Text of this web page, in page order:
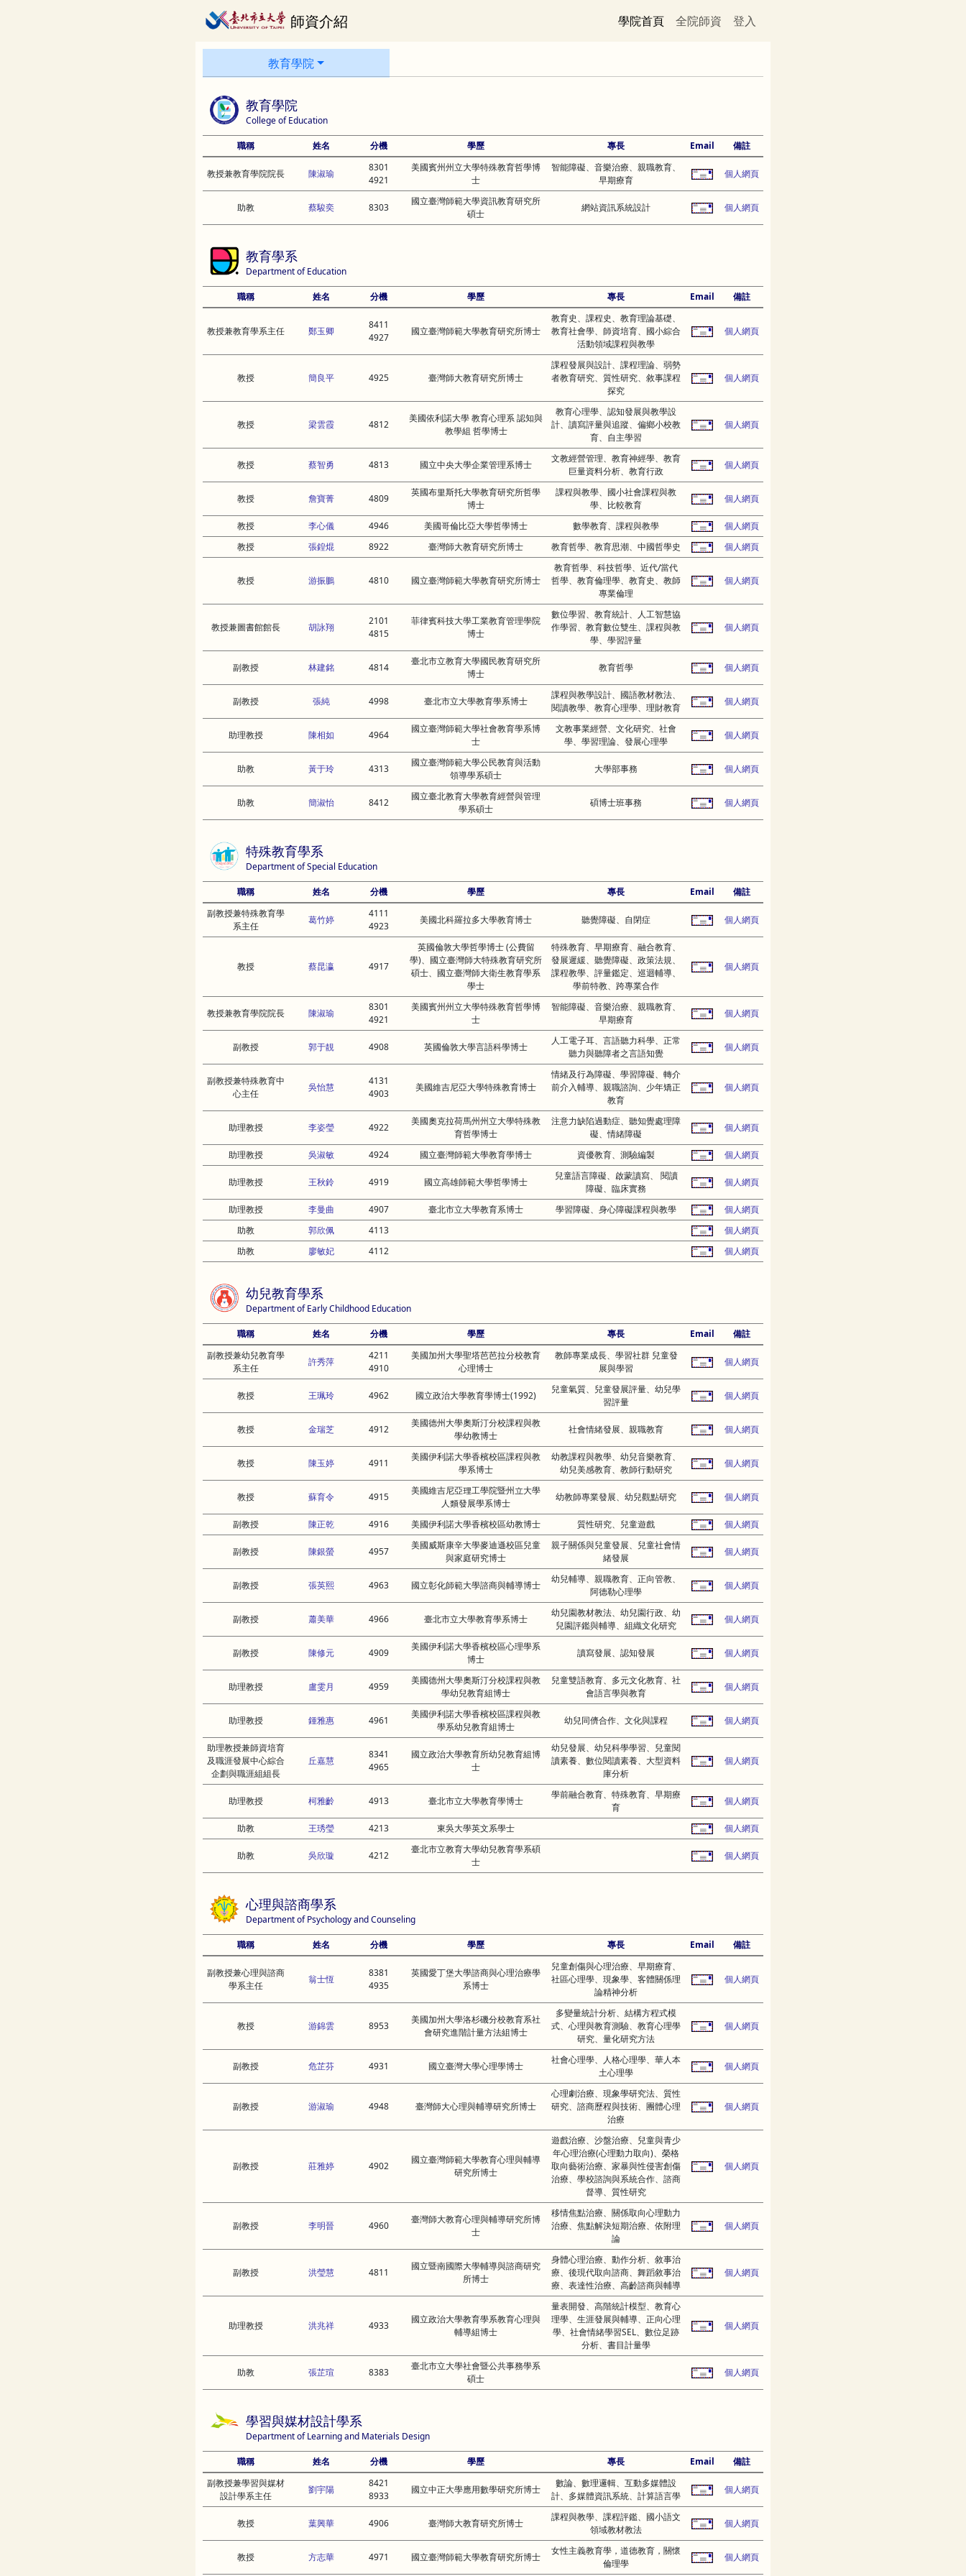
師資介紹 學院首頁 全院師資 登入
教育學院
教育學院
College of Education
職稱 姓名 分機 學歷 專長 Email 備註
教授兼教育學院院長 陳淑瑜
8301
4921
美國賓州州立大學特殊教育哲學博
士
智能障礙、音樂治療、親職教育、
早期療育
個人網頁
助教 蔡駿奕 8303
國立臺灣師範大學資訊教育研究所
碩士
網站資訊系統設計 個人網頁
教育學系
Department of Education
職稱 姓名 分機 學歷 專長 Email 備註
教授兼教育學系主任 鄭玉卿
8411
4927
國立臺灣師範大學教育研究所博士
教育史、課程史、教育理論基礎、
教育社會學、師資培育、國小綜合
活動領域課程與教學
個人網頁
教授 簡良平 4925 臺灣師大教育研究所博士
課程發展與設計、課程理論、弱勢
者教育研究、質性研究、敘事課程
探究
個人網頁
教授 梁雲霞 4812
美國依利諾大學 教育心理系 認知與
教學組 哲學博士
教育心理學、認知發展與教學設
計、讀寫評量與追蹤、偏鄉小校教
育、自主學習
個人網頁
教授 蔡智勇 4813 國立中央大學企業管理系博士
文教經營管理、教育神經學、教育
巨量資料分析、教育行政
個人網頁
教授 詹寶菁 4809
英國布里斯托大學教育研究所哲學
博士
課程與教學、國小社會課程與教
學、比較教育
個人網頁
教授 李心儀 4946 美國哥倫比亞大學哲學博士 數學教育、課程與教學
個人網頁
教授
張鍠焜 8922 臺灣師大教育研究所博士 教育哲學、教育思潮、中國哲學史 個人網頁
教授 游振鵬 4810 國立臺灣師範大學教育研究所博士
教育哲學、科技哲學、近代/當代
哲學、教育倫理學、教育史、教師
專業倫理
個人網頁
教授兼圖書館館長 胡詠翔
2101
4815
菲律賓科技大學工業教育管理學院
博士
數位學習、教育統計、人工智慧協
作學習、教育數位雙生、課程與教
學、學習評量
個人網頁
副教授 林建銘 4814
臺北市立教育大學國民教育研究所
博士
教育哲學 個人網頁
副教授 張純 4998 臺北市立大學教育學系博士
課程與教學設計、國語教材教法、
閱讀教學、教育心理學、理財教育
個人網頁
助理教授 陳相如 4964
國立臺灣師範大學社會教育學系博
士
文教事業經營、文化研究、社會
學、學習理論、發展心理學
個人網頁
助教 黃于玲 4313
國立臺灣師範大學公民教育與活動
領導學系碩士
大學部事務 個人網頁
助教 簡淑怡 8412
國立臺北教育大學教育經營與管理
學系碩士
碩博士班事務 個人網頁
特殊教育學系
Department of Special Education
職稱 姓名 分機 學歷 專長 Email
備註
副教授兼特殊教育學
系主任
葛竹婷
4111
4923
美國北科羅拉多大學教育博士 聽覺障礙、自閉症 個人網頁
教授 蔡昆瀛 4917
英國倫敦大學哲學博士 (公費留
學)、國立臺灣師大特殊教育研究所
碩士、國立臺灣師大衛生教育學系
學士
特殊教育、早期療育、融合教育、
發展遲緩、聽覺障礙、政策法規、
課程教學、評量鑑定、巡迴輔導、
學前特教、跨專業合作
個人網頁
教授兼教育學院院長 陳淑瑜
8301
4921
美國賓州州立大學特殊教育哲學博
士
智能障礙、音樂治療、親職教育、
早期療育
個人網頁
副教授 郭于靚 4908 英國倫敦大學言語科學博士
人工電子耳、言語聽力科學、正常
聽力與聽障者之言語知覺
個人網頁
副教授兼特殊教育中
心主任
吳怡慧
4131
4903
美國維吉尼亞大學特殊教育博士
情緒及行為障礙、學習障礙、轉介
前介入輔導、親職諮詢、少年矯正
教育
個人網頁
助理教授 李姿瑩 4922
美國奧克拉荷馬州州立大學特殊教
育哲學博士
注意力缺陷過動症、聽知覺處理障
礙、情緒障礙
個人網頁
助理教授 吳淑敏 4924 國立臺灣師範大學教育學博士 資優教育、測驗編製 個人網頁
助理教授 王秋鈴 4919 國立高雄師範大學哲學博士
兒童語言障礙、啟蒙讀寫、 閱讀
障礙、臨床實務
個人網頁
助理教授 李曼曲 4907 臺北市立大學教育系博士 學習障礙、身心障礙課程與教學
個人網頁
助教
郭欣佩 4113
個人網頁
助教
廖敏妃 4112 個人網頁
幼兒教育學系
Department of Early Childhood Education
職稱 姓名 分機 學歷 專長 Email
備註
副教授兼幼兒教育學
系主任
許秀萍
4211
4910
美國加州大學聖塔芭芭拉分校教育
心理博士
教師專業成長、學習社群 兒童發
展與學習
個人網頁
教授 王珮玲 4962 國立政治大學教育學博士(1992)
兒童氣質、兒童發展評量、幼兒學
習評量
個人網頁
教授 金瑞芝 4912
美國德州大學奧斯汀分校課程與教
學幼教博士
社會情緒發展、親職教育 個人網頁
教授 陳玉婷 4911
美國伊利諾大學香檳校區課程與教
學系博士
幼教課程與教學、幼兒音樂教育、
幼兒美感教育、教師行動研究
個人網頁
教授 蘇育令 4915
美國維吉尼亞理工學院暨州立大學
人類發展學系博士
幼教師專業發展、幼兒觀點研究 個人網頁
副教授 陳正乾 4916 美國伊利諾大學香檳校區幼教博士 質性研究、兒童遊戲 個人網頁
副教授 陳銀螢 4957
美國威斯康辛大學麥迪遜校區兒童
與家庭研究博士
親子關係與兒童發展、兒童社會情
緒發展
個人網頁
副教授 張英熙 4963 國立彰化師範大學諮商與輔導博士
幼兒輔導、親職教育、正向管教、
阿德勒心理學
個人網頁
副教授 蕭美華 4966 臺北市立大學教育學系博士
幼兒園教材教法、幼兒園行政、幼
兒園評鑑與輔導、組織文化研究
個人網頁
副教授 陳修元 4909
美國伊利諾大學香檳校區心理學系
博士
讀寫發展、認知發展 個人網頁
助理教授 盧雯月 4959
美國德州大學奧斯汀分校課程與教
學幼兒教育組博士
兒童雙語教育、多元文化教育、社
會語言學與教育
個人網頁
助理教授 鍾雅惠 4961
美國伊利諾大學香檳校區課程與教
學系幼兒教育組博士
幼兒同儕合作、文化與課程 個人網頁
助理教授兼師資培育
及職涯發展中心綜合
企劃與職涯組組長
丘嘉慧
8341
4965
國立政治大學教育所幼兒教育組博
士
幼兒發展、幼兒科學學習、兒童閱
讀素養、數位閱讀素養、大型資料
庫分析
個人網頁
助理教授 柯雅齡 4913 臺北市立大學教育學博士
學前融合教育、特殊教育、早期療
育
個人網頁
助教 王琇瑩 4213 東吳大學英文系學士 個人網頁
助教 吳欣璇 4212
臺北市立教育大學幼兒教育學系碩
士
個人網頁
心理與諮商學系
Department of Psychology and Counseling
職稱 姓名 分機 學歷 專長 Email 備註
副教授兼心理與諮商
學系主任
翁士恆
8381
4935
英國愛丁堡大學諮商與心理治療學
系博士
兒童創傷與心理治療、早期療育、
社區心理學、現象學、客體關係理
論精神分析
個人網頁
教授 游錦雲 8953
美國加州大學洛杉磯分校教育系社
會研究進階計量方法組博士
多變量統計分析、結構方程式模
式、心理與教育測驗、教育心理學
研究、量化研究方法
個人網頁
副教授 危芷芬 4931 國立臺灣大學心理學博士
社會心理學、人格心理學、華人本
土心理學
個人網頁
副教授 游淑瑜 4948 臺灣師大心理與輔導研究所博士
心理劇治療、現象學研究法、質性
研究、諮商歷程與技術、團體心理
治療
個人網頁
副教授 莊雅婷 4902
國立臺灣師範大學教育心理與輔導
研究所博士
遊戲治療、沙盤治療、兒童與青少
年心理治療(心理動力取向)、榮格
取向藝術治療、家暴與性侵害創傷
治療、學校諮詢與系統合作、諮商
督導、質性研究
個人網頁
副教授 李明晉 4960
臺灣師大教育心理與輔導研究所博
士
移情焦點治療、關係取向心理動力
治療、焦點解決短期治療、依附理
論
個人網頁
副教授 洪瑩慧 4811
國立暨南國際大學輔導與諮商研究
所博士
身體心理治療、動作分析、敘事治
療、後現代取向諮商、舞蹈敘事治
療、表達性治療、高齡諮商與輔導
個人網頁
助理教授 洪兆祥 4933
國立政治大學教育學系教育心理與
輔導組博士
量表開發、高階統計模型、教育心
理學、生涯發展與輔導、正向心理
學、社會情緒學習SEL、數位足跡
分析、書目計量學
個人網頁
助教 張芷瑄 8383
臺北市立大學社會暨公共事務學系
碩士
個人網頁
學習與媒材設計學系
Department of Learning and Materials Design
職稱 姓名 分機 學歷 專長 Email
備註
副教授兼學習與媒材
設計學系主任
劉宇陽
8421
8933
國立中正大學應用數學研究所博士
數論、數理邏輯、互動多媒體設
計、多媒體資訊系統、計算語言學
個人網頁
教授 葉興華 4906 臺灣師大教育研究所博士
課程與教學、課程評鑑、國小語文
領域教材教法
個人網頁
教授 方志華 4971 國立臺灣師範大學教育研究所博士
女性主義教育學，道德教育，關懷
倫理學
個人網頁